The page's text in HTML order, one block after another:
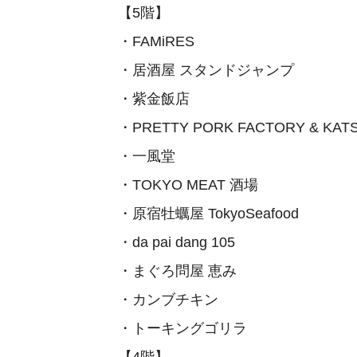
【5階】
・FAMiRES
・居酒屋 スタンドジャンプ
・紫金飯店
・PRETTY PORK FACTORY &
・一風堂
・TOKYO MEAT 酒場
・原宿牡蠣屋 TokyoSeafood
・da pai dang 105
・まぐろ問屋 恵み
・カンブチキン
・トーキングゴリラ